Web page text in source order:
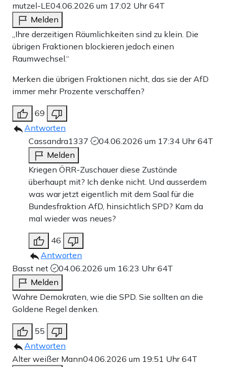
mutzel-LE04.06.2026 um 17:02 Uhr64T
Melden
„Ihre derzeitigen Räumlichkeiten sind zu klein. Die
übrigen Fraktionen blockieren jedoch einen
Raumwechsel.“
Merken die übrigen Fraktionen nicht, das sie der AfD
immer mehr Prozente verschaffen?
69
Antworten
Cassandra1337
04.06.2026 um 17:34 Uhr64T
Melden
Kriegen ÖRR-Zuschauer diese Zustände
überhaupt mit? Ich denke nicht. Und ausserdem
was war jetzt eigentlich mit dem Saal für die
Bundesfraktion AfD, hinsichtlich SPD? Kam da
mal wieder was neues?
46
Antworten
Basst net
04.06.2026 um 16:23 Uhr64T
Melden
Wahre Demokraten, wie die SPD. Sie sollten an die
Goldene Regel denken.
55
Antworten
Alter weißer Mann04.06.2026 um 19:51 Uhr64T